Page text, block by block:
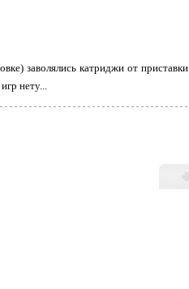
заволялись катриджи от
нету...